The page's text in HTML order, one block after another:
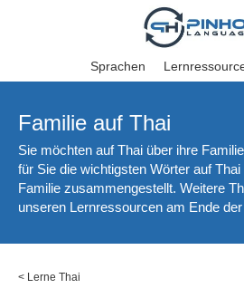
Sprachen
Familie auf Thai
Sie möchten auf Thai über ihre
für Sie die wichtigsten Wörter auf
Familie zusammengestellt. Weitere
unseren Lernressourcen am Ende
< Lerne Thai